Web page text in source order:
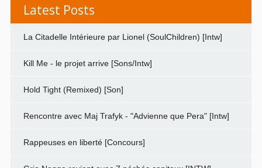
Latest Posts
La Citadelle Intérieure par Lionel (SoulChildren) [Intw]
Kill Me - le projet arrive [Sons/Intw]
Hold Tight (Remixed) [Son]
Rencontre avec Maj Trafyk - "Advienne que Pera" [Intw]
Rappeuses en liberté [Concours]